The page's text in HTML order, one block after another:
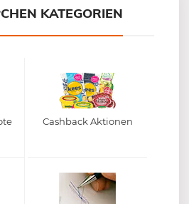
KATEGORIEN
Cashback Aktionen